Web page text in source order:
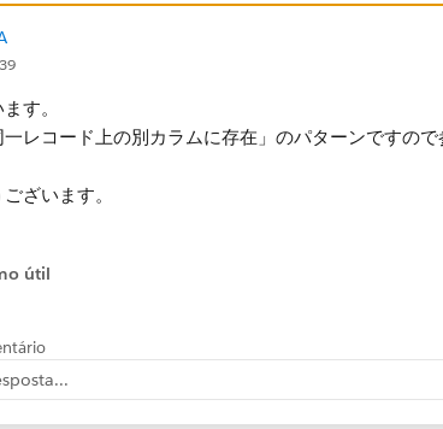
す。
一レコード上の別カラムに存在」のパターンですので
ざいます。​
útil